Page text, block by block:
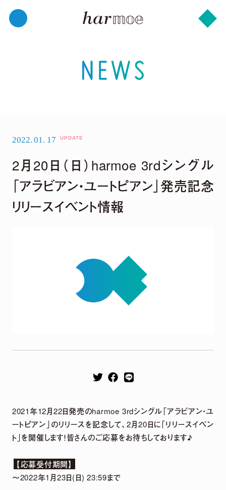
Remix EP
harmoe Remix EP 2026年4月22日（水）発売決定！
M1.「旅しよ！don’t you？」（Tomggg Remix）
M2.「ふたりピノキオ」（yuigot Remix）
M3.「QUEEN」(TORIENA Remix）
M4.「HyperLoveSong」（KOTONOHOUSE Remix）
DETAIL
2022. 01. 17
2月20日（日）harmoe 3rdシングル
「アラビアン・ユートピアン」発売記念
リリースイベント情報
2021年12月22日発売のharmoe 3rdシングル「アラビアン・ユ
ートピアン」のリリースを記念して、2月20日に「リリースイベン
ト」を開催します！皆さんのご応募をお待ちしております♪
【応募受付期間】
～2022年1月23日(日) 23:59まで